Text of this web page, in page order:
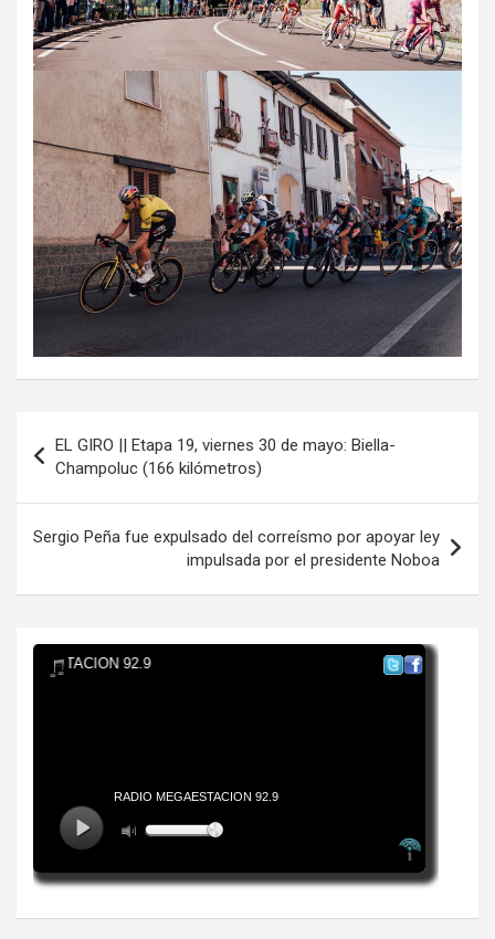
de
entradas
EL GIRO || Etapa 19, viernes 30 de mayo: Biella-
Champoluc (166 kilómetros)
Sergio Peña fue expulsado del correísmo por apoyar ley
impulsada por el presidente Noboa